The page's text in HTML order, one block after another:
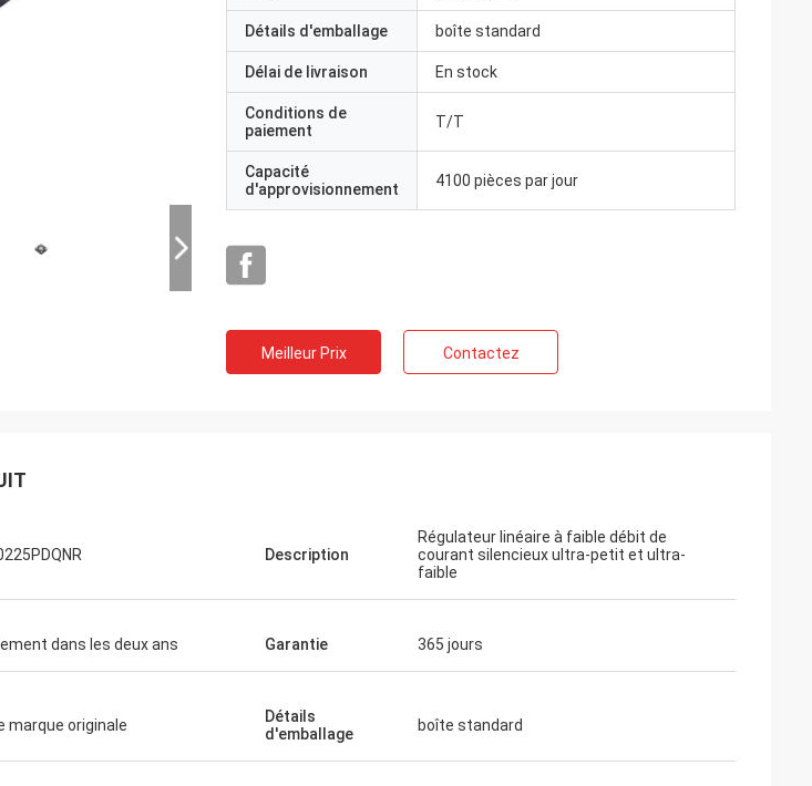
fois
Oztürk
qualité de la puce est également originale.
Détails d'emballage boîte standard
Délai de livraison En stock
Conditions de
paiement
T/T
Capacité
d'approvisionnement
4100 pièces par jour
Meilleur Prix Contactez
Description
Régulateur linéaire à faible débit de
courant silencieux ultra-petit et ultra-
faible
dans les deux ans Garantie 365 jours
marque originale
Détails
d'emballage
boîte standard
surévalué